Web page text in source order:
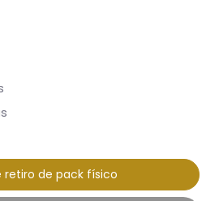
retiro de pack físico